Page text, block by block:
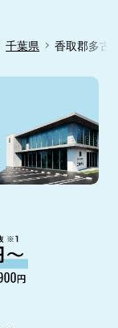
千葉県 香取郡多古